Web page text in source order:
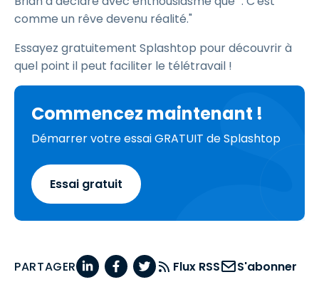
comme un rêve devenu réalité."
Essayez gratuitement Splashtop pour découvrir à
quel point il peut faciliter le télétravail !
Commencez maintenant !
Démarrer votre essai GRATUIT de Splashtop
Essai gratuit
PARTAGER Flux RSS S'abonner